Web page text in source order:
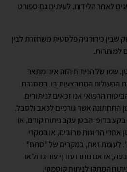
לאחר הלידות. לעיתים גם ספורט
שבין כירורגיה פלסטית משחזרת לבין
למותרות.
שמו של הניתוח הזה אינו מתאר
הפעולות המתבצעות בו. במסגרת
הרפואי אנו זכאים לניתוחים
התחתונה אשר גורמים לכאב ולסבל.
בדופן הבטן עקב ניתוח קודם, או
הריונות מרובים, או במקרי
לעומת זאת, במקרים של "סתם"
או אם נותרו עודף עור גדול או
המתקן לניתוח קוסמטי.